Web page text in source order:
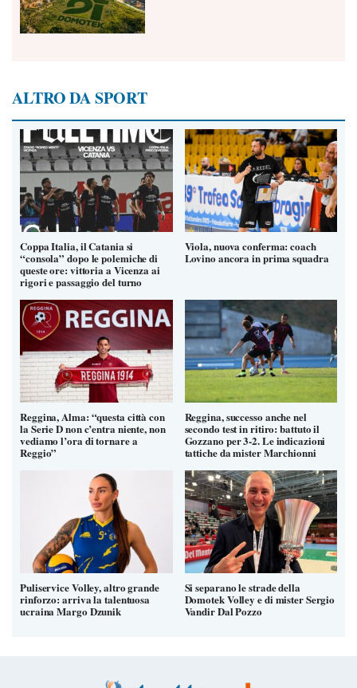
ALTRO DA SPORT
Coppa Italia, il Catania si
“consola” dopo le polemiche di
queste ore: vittoria a Vicenza ai
rigori e passaggio del turno
Viola, nuova conferma: coach
Lovino ancora in prima squadra
Reggina, Alma: “questa città con
la Serie D non c’entra niente, non
vediamo l’ora di tornare a
Reggio”
Reggina, successo anche nel
secondo test in ritiro: battuto il
Gozzano per 3-2. Le indicazioni
tattiche da mister Marchionni
Puliservice Volley, altro grande
rinforzo: arriva la talentuosa
ucraina Margo Dzunik
Si separano le strade della
Domotek Volley e di mister Sergio
Vandir Dal Pozzo